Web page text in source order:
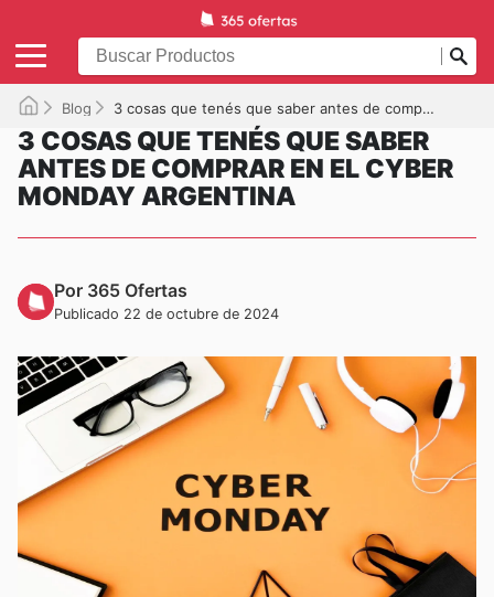
Blog 3 cosas que tenés que saber antes de comprar en el Cyber Monday Argentina
3 COSAS QUE TENÉS QUE SABER
ANTES DE COMPRAR EN EL CYBER
MONDAY ARGENTINA
Por 365 Ofertas
Publicado 22 de octubre de 2024